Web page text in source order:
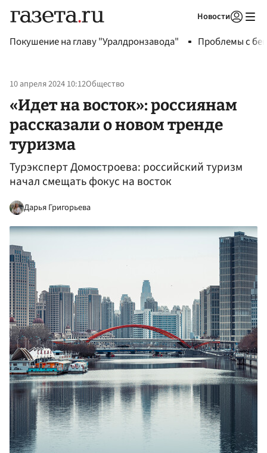
Новости
Покушение на главу "Уралдронзавода" Проблемы с
10 апреля 2024 10:12Общество
«Идет на восток»: россиянам
рассказали о новом тренде
туризма
Турэксперт Домостроева: российский туризм
начал смещать фокус на восток
Дарья Григорьева